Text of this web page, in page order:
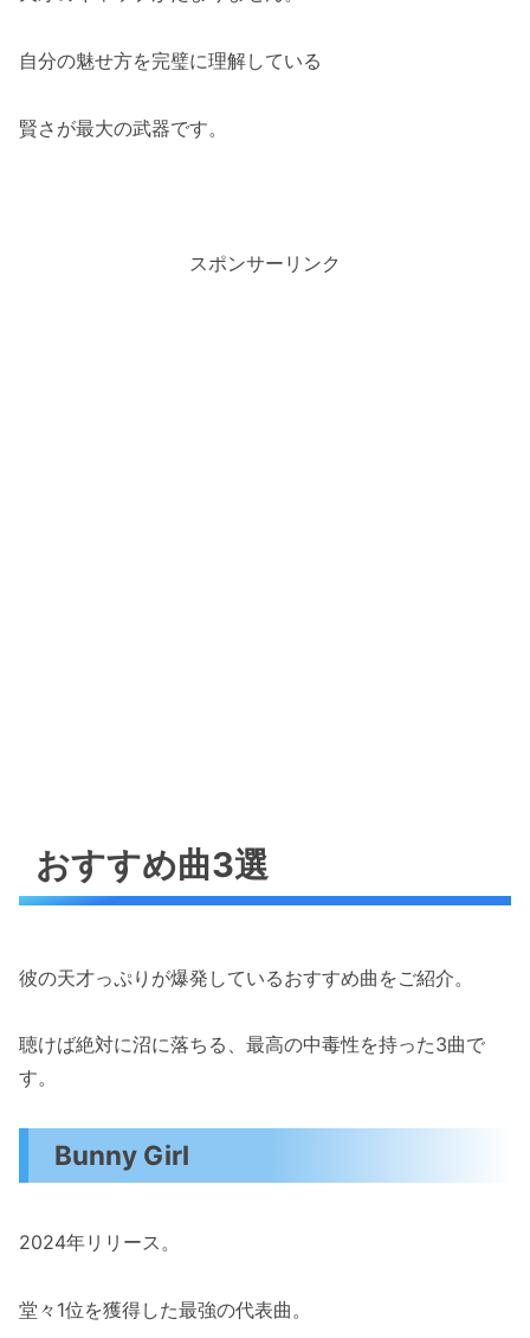
自分の魅せ方を完璧に理解している
賢さが最大の武器です。
スポンサーリンク
おすすめ曲3選
彼の天才っぷりが爆発しているおすすめ曲をご紹介。
聴けば絶対に沼に落ちる、最高の中毒性を持った3曲で
す。
Bunny Girl
2024年リリース。
堂々1位を獲得した最強の代表曲。